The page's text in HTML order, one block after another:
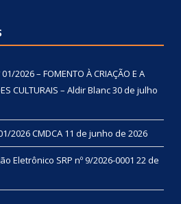
2026 – FOMENTO À CRIAÇÃO E A
CULTURAIS – Aldir Blanc30 de julho
2026 CMDCA 11 de junho de 2026
Eletrônico SRP nº 9/2026-0001 22 de